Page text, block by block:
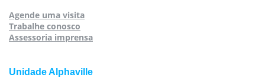
Agende uma visita
Trabalhe conosco
Assessoria imprensa
Unidade Alphaville